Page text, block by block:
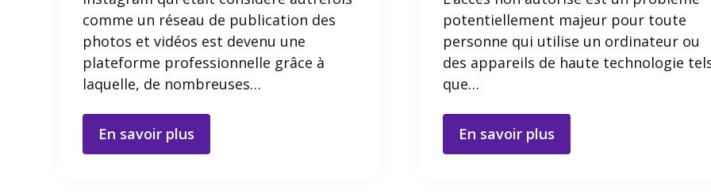
comme un réseau de publication des
photos et vidéos est devenu une
plateforme professionnelle grâce à
laquelle, de nombreuses…
En savoir plus
potentiellement majeur pour toute
personne qui utilise un ordinateur ou
des appareils de haute technologie
que…
En savoir plus